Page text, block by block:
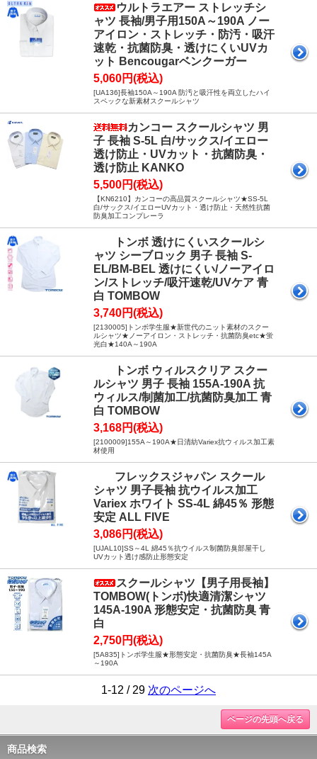
ウルトラエアー ストレッチシ
ャツ 長袖/男子用150A～190A ノー
アイロン・ストレッチ・防汚・吸汗
速乾・抗菌防臭・透けにくいUVカ
ット Bencougarベンクーガー
5,060円(税込)
[UA136]長袖150A～190A 防汚と吸汗性を両立したハイ
スペックな新素材スクールシャツ
カンコー スクールシャツ 男
子 長袖 S-5L 白/サックス/イエロー
透け防止・UVカット・抗菌防臭・
透け防止 KANKO
5,500円(税込)
【KN6210】カンコーの高品質スクールシャツ★SS-5L
白/サックス/イエローUVカット・透け防止・天然性抗菌
防臭加工コンプレーラ
トンボ 透けにくいスクールシ
ャツ シーブロック 男子 長袖 S-
EL/BM-BEL 透けにくい/ノーアイロ
ン/ストレッチ/吸汗速乾/UVケア 青
白 TOMBOW
3,740円(税込)
[2130005]トンボ学生服★新世代のニット素材のスクー
ルシャツ★ノーアイロン・ストレッチ・抗菌防臭etc★蛍
光白★140A～190A
トンボ ウィルスクリア スクー
ルシャツ 男子 長袖 155A-190A 抗
ウィルス/制菌加工/抗菌防臭加工 青
白 TOMBOW
3,168円(税込)
[2100009]155A～190A★日清紡Variex抗ウィルス加工素
材使用
フレックスジャパン スクール
シャツ 男子長袖 抗ウイルス加工
Variex ホワイト SS-4L 綿45％ 形態
安定 ALL FIVE
3,086円(税込)
[UJAL10]SS～4L 綿45％抗ウイルス制菌防臭部屋干し
UVカット透け感防止形態安定
スクールシャツ【男子用長袖】
TOMBOW(トンボ)快適清潔シャツ
145A-190A 形態安定・抗菌防臭 青
白
2,750円(税込)
[5A835]トンボ学生服★形態安定・抗菌防臭★長袖145A
～190A
1-12 / 29 次のページへ
ページの先頭へ戻る
商品検索